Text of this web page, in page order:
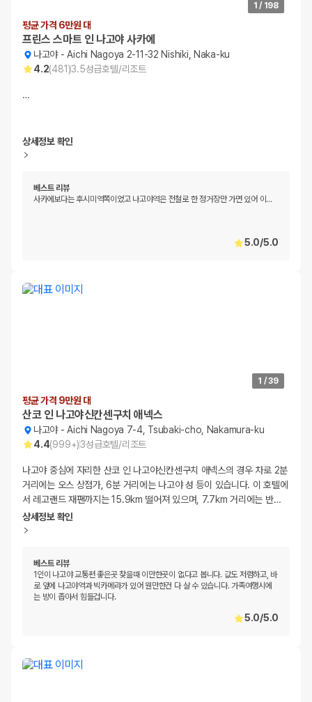
1 / 198
평균 가격 6만원 대
프린스 스마트 인 나고야 사카에
나고야-Aichi Nagoya 2-11-32 Nishiki, Naka-ku
4.2(481)3.5성급호텔/리조트
…
상세정보 확인
베스트 리뷰
사카에보다는 후시미역쪽이었고 나고야역은 전철로 한 정거장만 가면 있어 이 …
5.0/5.0
1 /39
평균 가격 9만원 대
산코 인 나고야신칸센구치 애넥스
나고야-Aichi Nagoya 7-4, Tsubaki-cho, Nakamura-ku
4.4(999+)3성급호텔/리조트
나고야 중심에 자리한 산코 인 나고야신칸센구치 애넥스의 경우 차로 2분
거리에는 오스 상점가, 6분 거리에는 나고야 성 등이 있습니다. 이 호텔에
서 레고랜드 재팬까지는 15.9km 떨어져 있으며, 7.7km 거리에는 반…
상세정보 확인
베스트 리뷰
1인이 나고야 교통편 좋은곳 찾을때 이만한곳이 없다고 봅니다. 값도 저렴하고, 바
로 앞에 나고야역과 빅카메라가 있어 웬만한건 다 살 수 있습니다. 가족여행시에
는 방이 좁아서 힘들겁니다.
5.0/5.0